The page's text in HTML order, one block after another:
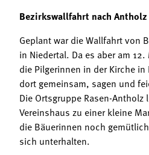
Bezirkswallfahrt nach
Geplant war die Wallfahrt von
in Niedertal. Da es aber am
die Pilgerinnen in der Kirche
dort gemeinsam, sagen und
Die Ortsgruppe Rasen-
Vereinshaus zu einer kleine
die Bäuerinnen noch
sich unterhalten.